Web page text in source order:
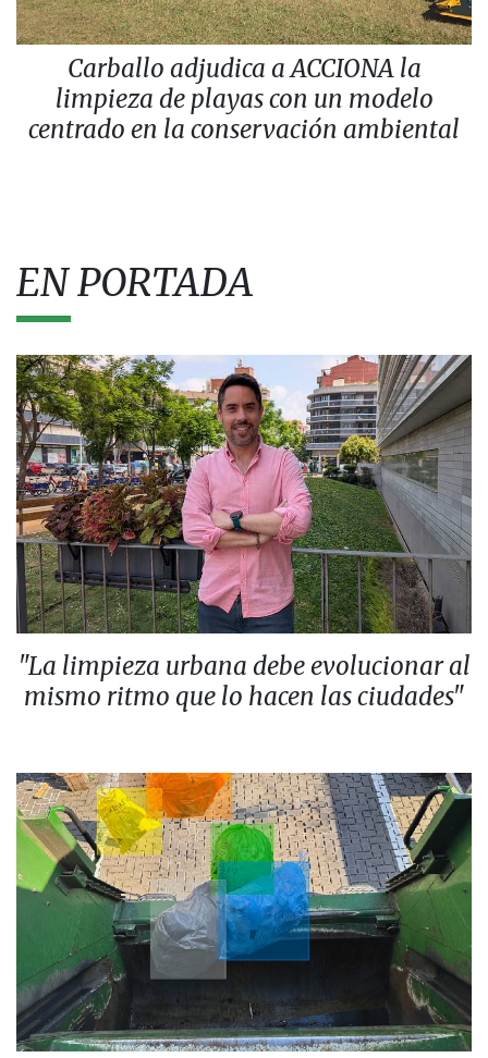
Carballo adjudica a ACCIONA la
limpieza de playas con un modelo
centrado en la conservación ambiental
EN PORTADA
"La limpieza urbana debe evolucionar al
mismo ritmo que lo hacen las ciudades"